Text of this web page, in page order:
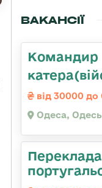
ВАКАНСІЇ
Командир
від 30000 до
Одеса,